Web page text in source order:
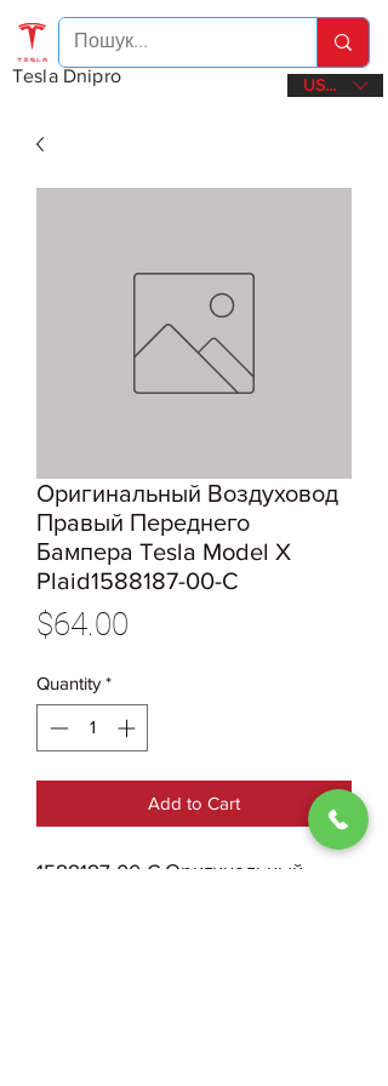
Tesla Dnipro USD ($)
Оригинальный Воздуховод
Правый Переднего
Бампера Tesla Model X
Plaid1588187-00-C
$64.00
Quantity *
Add to Cart
1588187-00-C Оригинальный